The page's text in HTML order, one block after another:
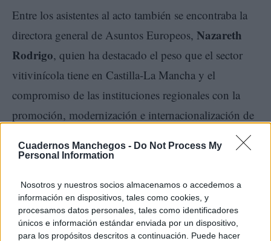
Cuadernos Manchegos - Do Not Process My
Personal Information
Nosotros y nuestros socios almacenamos o accedemos a
información en dispositivos, tales como cookies, y
procesamos datos personales, tales como identificadores
únicos e información estándar enviada por un dispositivo,
para los propósitos descritos a continuación. Puede hacer
Entre los asistentes al acto también se encontraba la
directora general de Asuntos Europeos, Nazareth
Rodrigo, quien ha destacado el peso que el sector
vitivinícola tiene en Castilla-La Mancha y el
compromiso de las instituciones regionales con la
promoción, modernización e internacionalización de
comunidad autónoma.
Al evento han asistido también los concejales de
Servicios Sociales y Educación,Elena
VillahermosayAntonio, Calvo, respectivamente,